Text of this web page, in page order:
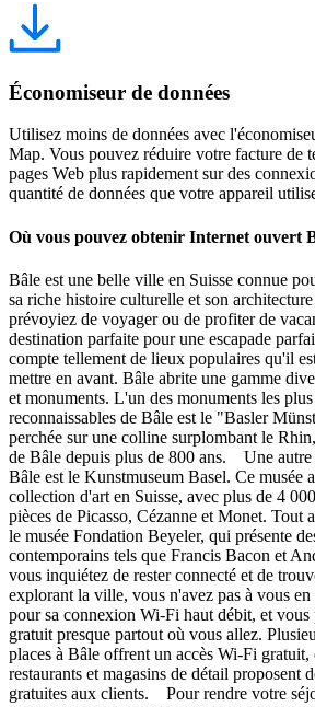
Économiseur de données
Utilisez moins de données avec
Map. Vous pouvez réduire votre facture de
pages Web plus rapidement sur des
quantité de données que votre appareil
Où vous pouvez obtenir Internet ouvert
Bâle est une belle ville en Suisse connue
sa riche histoire culturelle et son
prévoyiez de voyager ou de profiter de
destination parfaite pour une escapade
compte tellement de lieux populaires qu'il
mettre en avant. Bâle abrite une gamme
et monuments. L'un des monuments les
reconnaissables de Bâle est le "Basler
perchée sur une colline surplombant le
de Bâle depuis plus de 800 ans. Une autre
Bâle est le Kunstmuseum Basel. Ce musée
collection d'art en Suisse, avec plus de 4
pièces de Picasso, Cézanne et Monet. Tout
le musée Fondation Beyeler, qui présente
contemporains tels que Francis Bacon et
vous inquiétez de rester connecté et de
explorant la ville, vous n'avez pas à vous
pour sa connexion Wi-Fi haut débit, et
gratuit presque partout où vous allez.
places à Bâle offrent un accès Wi-Fi gratuit,
restaurants et magasins de détail proposent
gratuites aux clients. Pour rendre votre